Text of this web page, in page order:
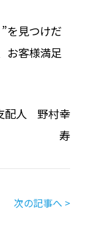
を見つけだ
お客様満足
配人 野村幸
寿
次の記事へ >